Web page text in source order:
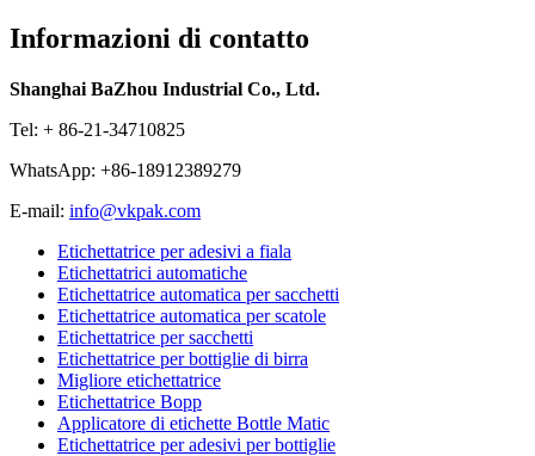
Informazioni di contatto
Shanghai BaZhou Industrial Co., Ltd.
Tel: + 86-21-34710825
WhatsApp: +86-18912389279
E-mail: info@vkpak.com
Etichettatrice per adesivi a fiala
Etichettatrici automatiche
Etichettatrice automatica per sacchetti
Etichettatrice automatica per scatole
Etichettatrice per sacchetti
Etichettatrice per bottiglie di birra
Migliore etichettatrice
Etichettatrice Bopp
Applicatore di etichette Bottle Matic
Etichettatrice per adesivi per bottiglie